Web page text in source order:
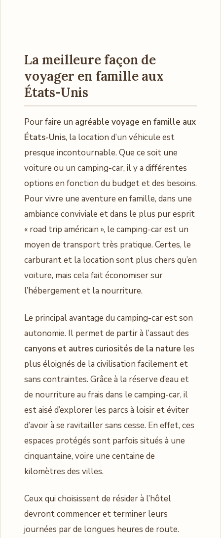
La meilleure façon de
voyager en famille aux
États-Unis
Pour faire un agréable voyage en famille aux
États-Unis, la location d’un véhicule est
presque incontournable. Que ce soit une
voiture ou un camping-car, il y a différentes
options en fonction du budget et des besoins.
Pour vivre une aventure en famille, dans une
ambiance conviviale et dans le plus pur esprit
« road trip américain », le camping-car est un
moyen de transport très pratique. Certes, le
carburant et la location sont plus chers qu’en
voiture, mais cela fait économiser sur
l’hébergement et la nourriture.
Le principal avantage du camping-car est son
autonomie. Il permet de partir à l’assaut des
canyons et autres curiosités de la nature les
plus éloignés de la civilisation facilement et
sans contraintes. Grâce à la réserve d’eau et
de nourriture au frais dans le camping-car, il
est aisé d’explorer les parcs à loisir et éviter
d’avoir à se ravitailler sans cesse. En effet, ces
espaces protégés sont parfois situés à une
cinquantaine, voire une centaine de
kilomètres des villes.
Ceux qui choisissent de résider à l’hôtel
devront commencer et terminer leurs
journées par de longues heures de route.